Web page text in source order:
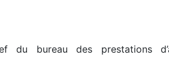
du bureau des prestations